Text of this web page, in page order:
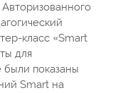
класс «Smart
для
были показаны
Smart на